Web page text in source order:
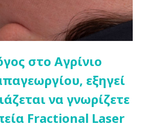
στο Αγρίνιο
εξηγεί
να γνωρίζετε
Fractional Laser